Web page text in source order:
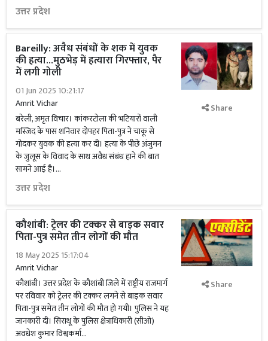
उत्तर प्रदेश
Bareilly: अवैध संबंधों के शक में युवक
की हत्या...मुठभेड़ में हत्यारा गिरफ्तार, पैर
में लगी गोली
01 Jun 2025 10:21:17
Amrit Vichar
बरेली, अमृत विचार। कांकरटोला की भटियारों वाली
मस्जिद के पास शनिवार दोपहर पिता-पुत्र ने चाकू से
गोदकर युवक की हत्या कर दी। हत्या के पीछे अंजुमन
के जुलूस के विवाद के साथ अवैध संबंध हाने की बात
सामने आई है।...
उत्तर प्रदेश
Share
कौशांबी: ट्रेलर की टक्‍कर से बाइक सवार
पिता-पुत्र समेत तीन लोगों की मौत
18 May 2025 15:17:04
Amrit Vichar
कौशांबी। उत्तर प्रदेश के कौशांबी जिले में राष्ट्रीय राजमार्ग
पर रविवार को ट्रेलर की टक्‍कर लगने से बाइक सवार
पिता-पुत्र समेत तीन लोगों की मौत हो गयी। पुलिस ने यह
जानकारी दी। सिराथू के पुलिस क्षेत्राधिकारी (सीओ)
अवधेश कुमार विश्वकर्मा...
Share